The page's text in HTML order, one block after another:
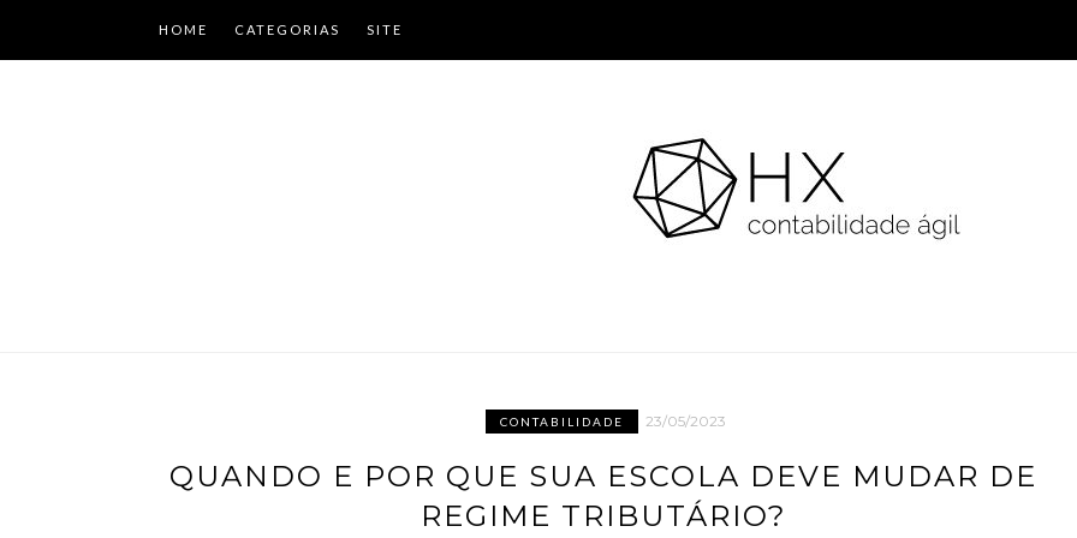
content
HOME CATEGORIAS SITE
CONTABILIDADE 23/05/2023
QUANDO E POR QUE SUA ESCOLA DEVE MUDAR DE
REGIME TRIBUTÁRIO?